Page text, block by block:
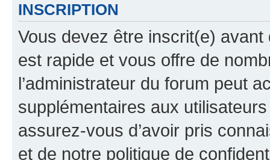
INSCRIPTION
Vous devez être inscrit(e) avant
est rapide et vous offre de
l’administrateur du forum peut
supplémentaires aux
assurez-vous d’avoir pris
et de notre politique de